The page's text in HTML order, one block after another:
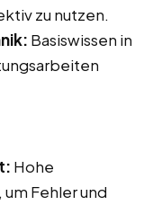
zu nutzen.
Basiswissen in
Hohe
Fehler und